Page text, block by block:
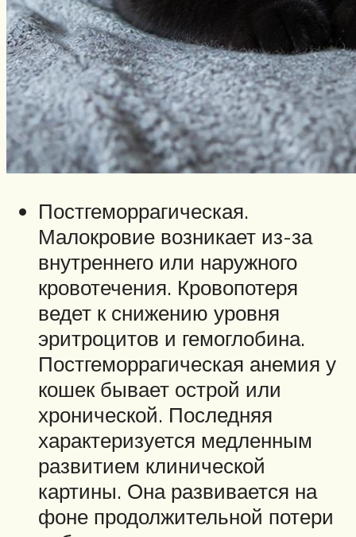
Постгеморрагическая.
Малокровие возникает из-за
внутреннего или наружного
кровотечения. Кровопотеря
ведет к снижению уровня
эритроцитов и гемоглобина.
Постгеморрагическая анемия у
кошек бывает острой или
хронической. Последняя
характеризуется медленным
развитием клинической
картины. Она развивается на
фоне продолжительной потери